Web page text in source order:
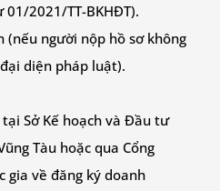
01/2021/TT-BKHĐT).
(nếu người nộp hồ sơ không
diện pháp luật).
Sở Kế hoạch và Đầu tư
Tàu hoặc qua Cổng
gia về đăng ký doanh